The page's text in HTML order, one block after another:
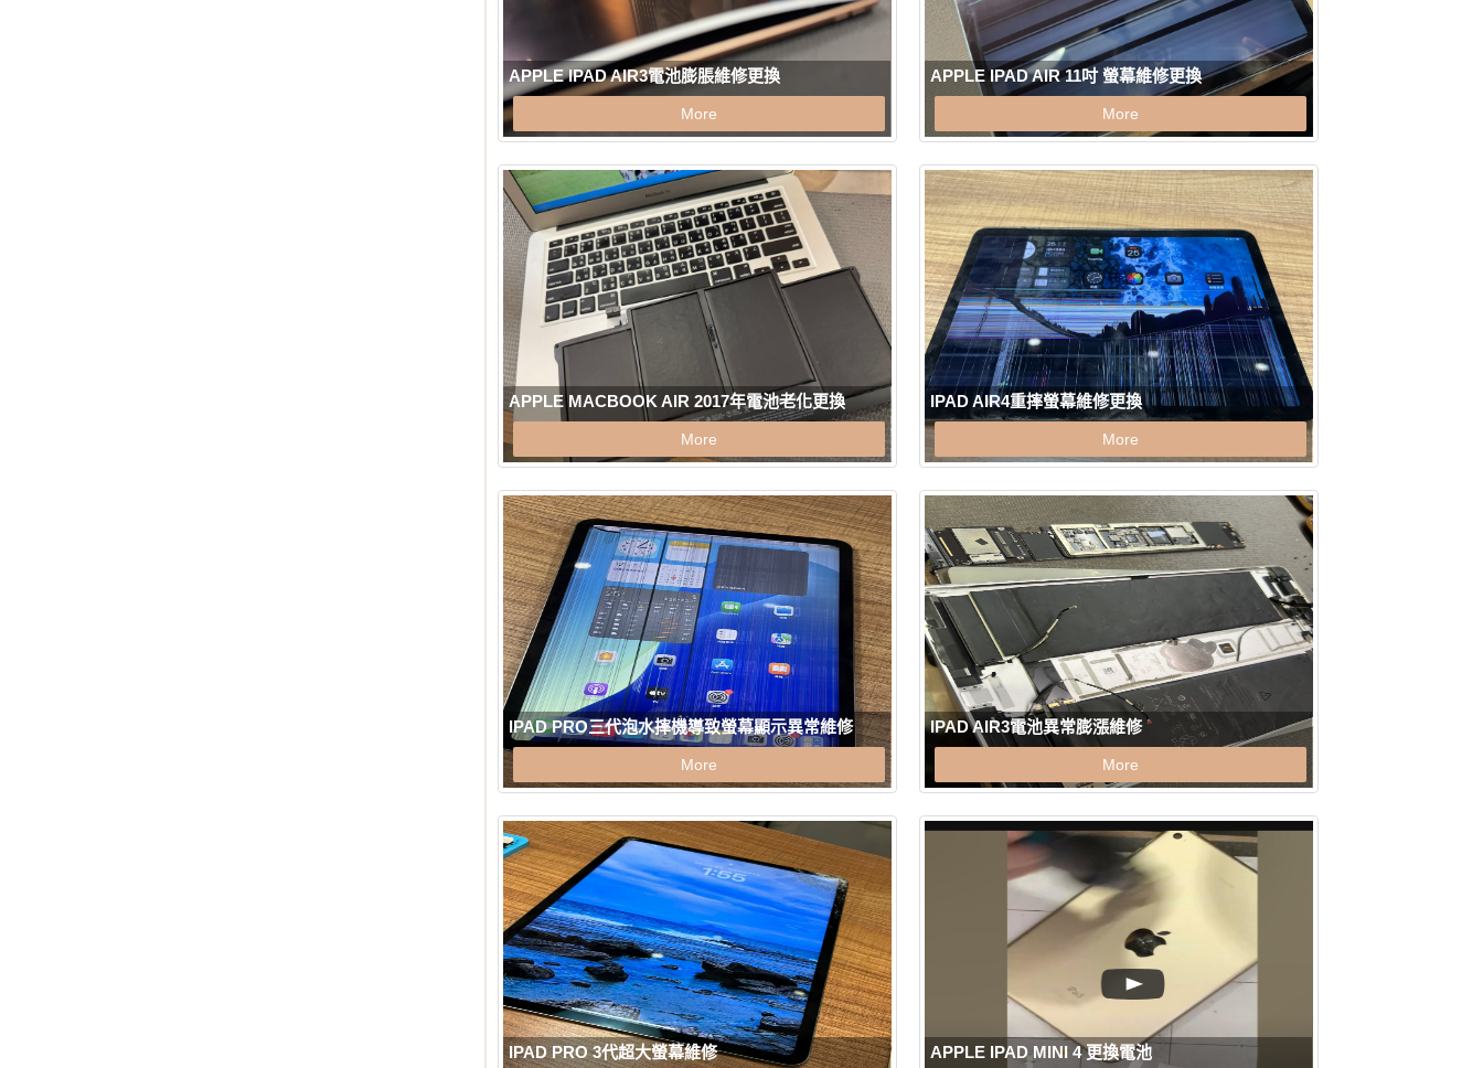
APPLE IPAD AIR3電池膨脹維修更換
More
APPLE IPAD AIR 11吋 螢幕維修更換
More
APPLE MACBOOK AIR 2017年電池老化更換
More
IPAD AIR4重摔螢幕維修更換
More
IPAD PRO三代泡水摔機導致螢幕顯示異常維修
More
IPAD AIR3電池異常膨漲維修
More
IPAD PRO 3代超大螢幕維修 APPLE IPAD MINI 4 更換電池